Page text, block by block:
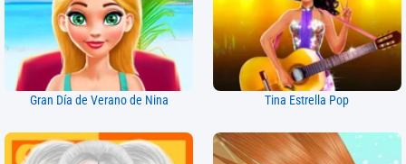
Gran Día de Verano de Nina Tina Estrella Pop